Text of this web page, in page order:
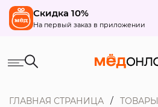
Скидка 10%
На первый заказ в приложении
ГЛАВНАЯ СТРАНИЦА ТОВАРЫ